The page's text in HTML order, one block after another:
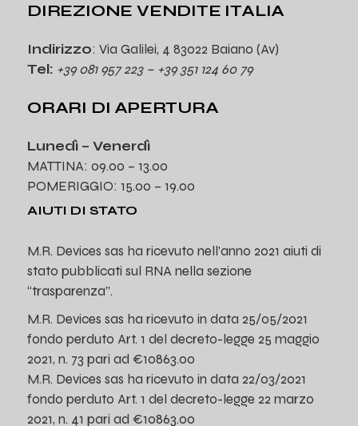
DIREZIONE VENDITE ITALIA
Indirizzo: Via Galilei, 4 83022 Baiano (Av)
Tel: +39 081 957 223 – +39 351 124 60 79
ORARI DI APERTURA
Lunedì – Venerdì
MATTINA: 09.00 – 13.00
POMERIGGIO: 15.00 – 19.00
AIUTI DI STATO
M.R. Devices sas ha ricevuto nell’anno 2021 aiuti di
stato pubblicati sul RNA nella sezione
“trasparenza”.
M.R. Devices sas ha ricevuto in data 25/05/2021
fondo perduto Art. 1 del decreto-legge 25 maggio
2021, n. 73 pari ad €10863.00
M.R. Devices sas ha ricevuto in data 22/03/2021
fondo perduto Art. 1 del decreto-legge 22 marzo
2021, n. 41 pari ad €10863.00